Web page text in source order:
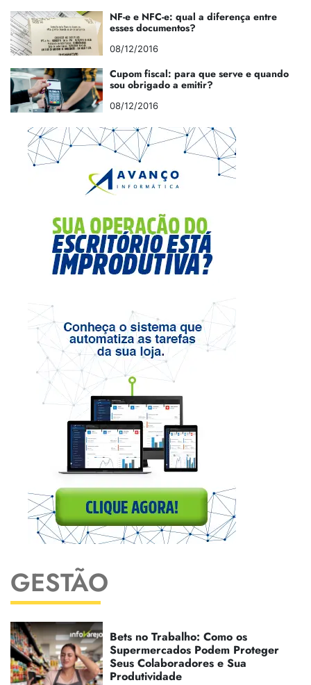
NF-e e NFC-e: qual a diferença entre
esses documentos?
08/12/2016
Cupom fiscal: para que serve e quando
sou obrigado a emitir?
08/12/2016
GESTÃO
Bets no Trabalho: Como os
Supermercados Podem Proteger
Seus Colaboradores e Sua
Produtividade